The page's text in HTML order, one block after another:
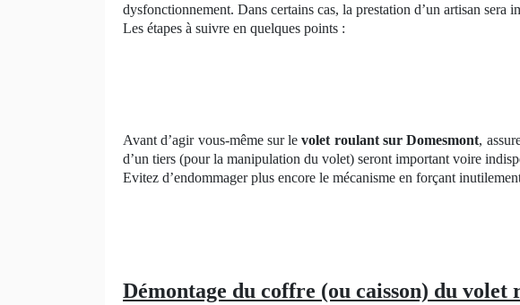
dysfonctionnement. Dans certains cas, la prestation d’un artisan sera
Les étapes à suivre en quelques points :
Avant d’agir vous-même sur levolet roulant sur Domesmont,
d’un tiers (pour la manipulation du volet) seront important voire
Evitez d’endommager plus encore le mécanisme en forçant
Démontage du coffre (ou caisson) du volet